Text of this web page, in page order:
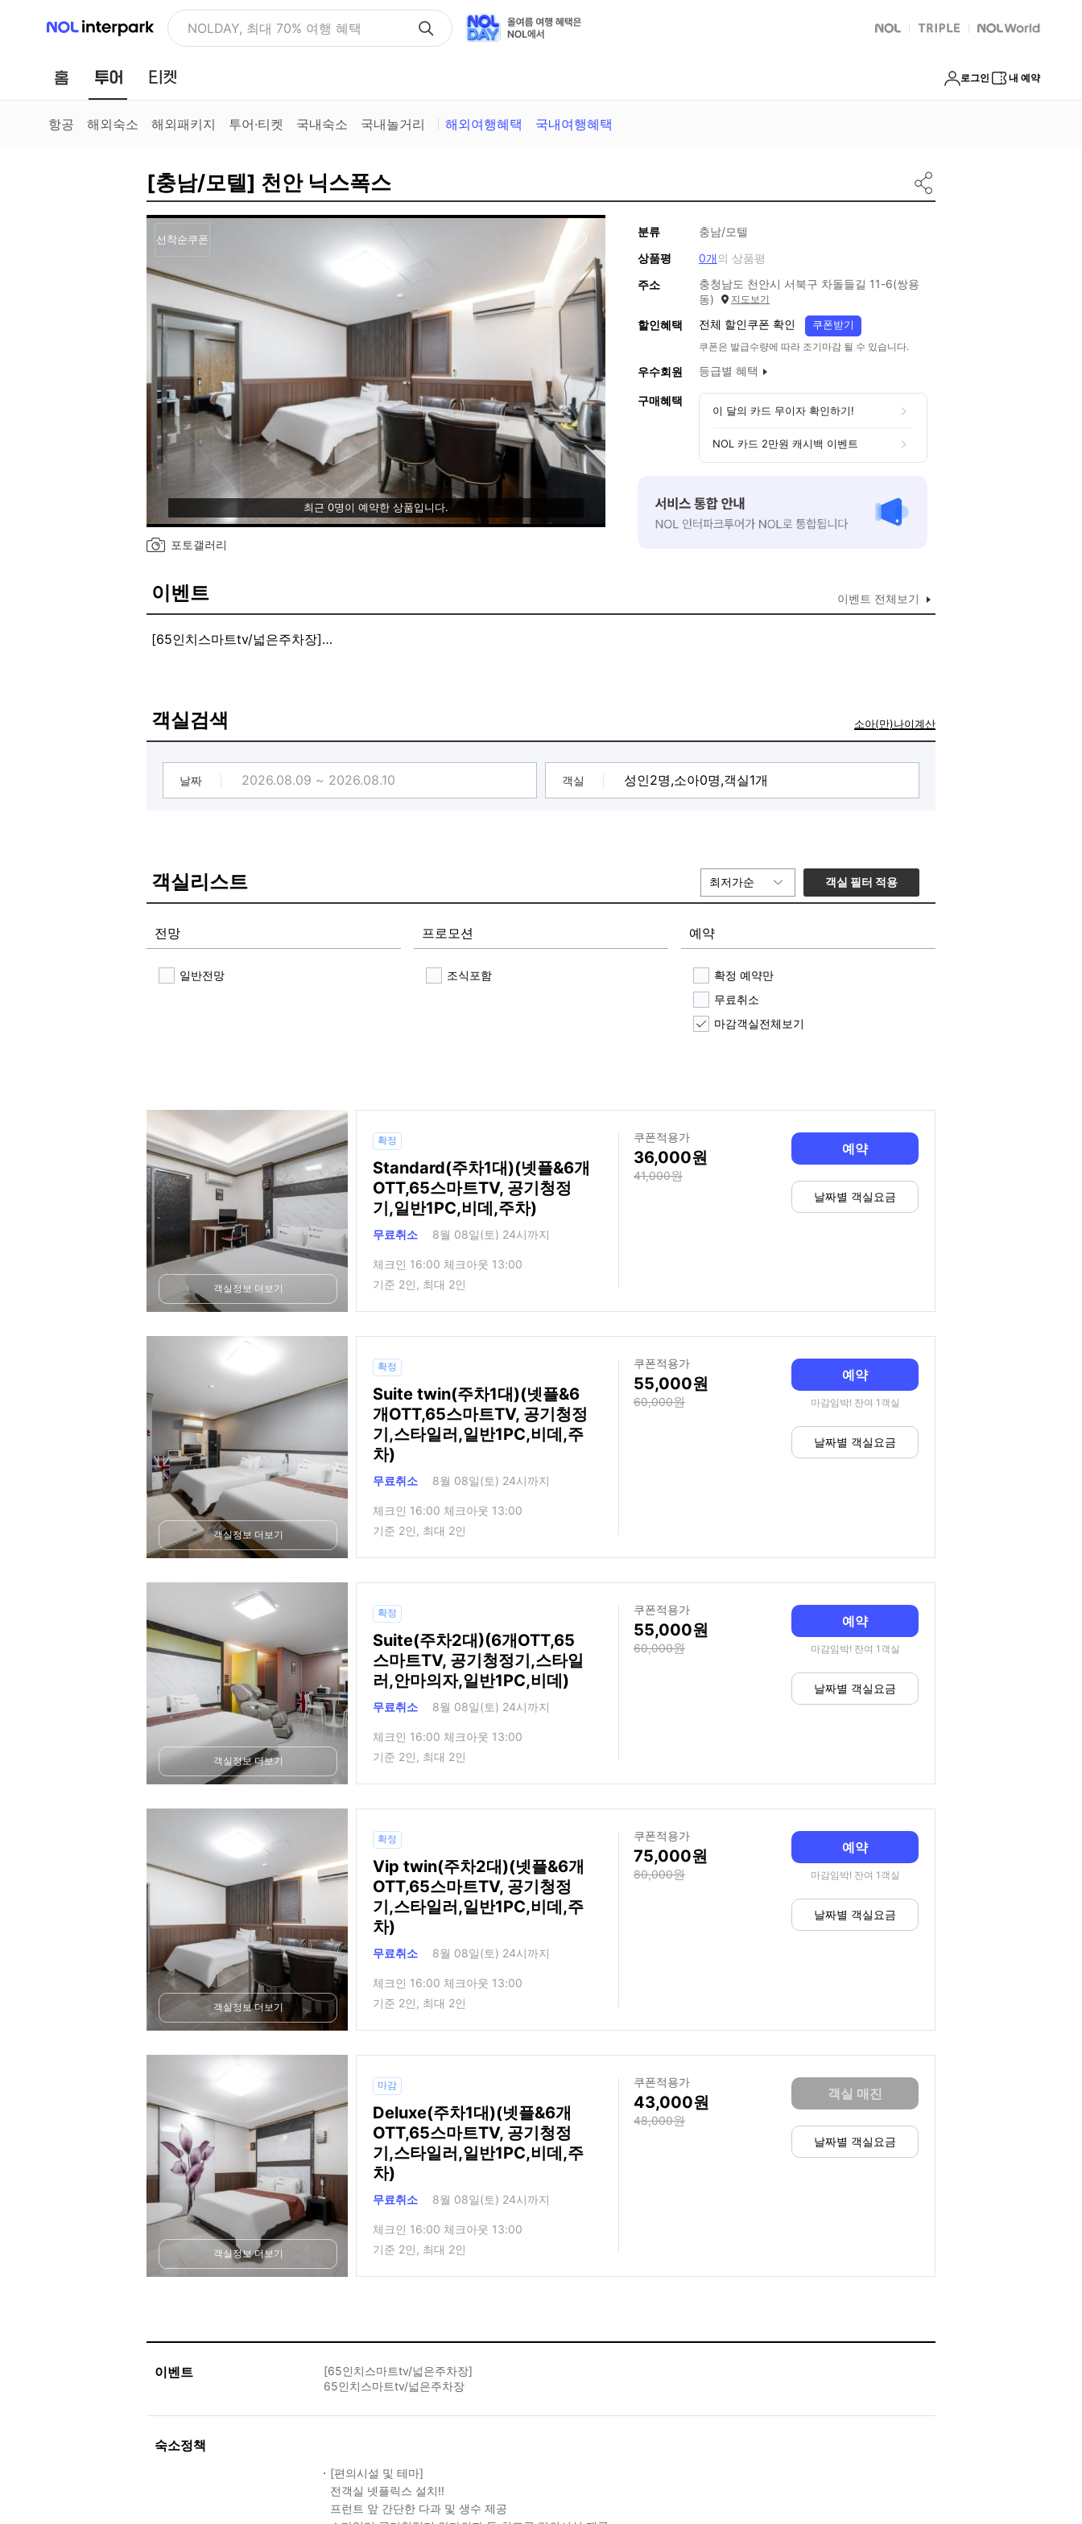
NOL 인터파크 NOLDAY, 최대 70% 여행 혜택 NOL 트리플 Global Interpark
홈 투어 로그인 내 예약
항공 해외숙소 해외패키지 투어·티켓 국내숙소 국내놀거리 해외여행혜택 국내여행혜택
[충남/모텔] 천안 닉스폭스
선착순쿠폰
최근 0명이 예약한 상품입니다.
포토갤러리
분류
충남/모텔
상품평
0개의 상품평
주소
충청남도 천안시 서북구 차돌들길 11-6(쌍용
동)
지도보기
할인혜택 전체 할인쿠폰 확인 쿠폰받기
쿠폰은 발급수량에 따라 조기마감 될 수 있습니다.
우수회원 등급별 혜택
구매혜택
이 달의 카드 무이자 확인하기!
NOL 카드 2만원 캐시백 이벤트
이벤트 이벤트 전체보기
[65인치스마트tv/넓은주차장]
객실검색 소아(만)나이계산
날짜 객실
객실리스트 최저가순 객실 필터 적용
전망
일반전망
프로모션
조식포함
예약
확정 예약만
무료취소
마감객실전체보기
객실정보 더보기
확정
Standard(주차1대)(넷플&6개
OTT,65스마트TV, 공기청정
기,일반1PC,비데,주차)
무료취소 8월 08일(토) 24시까지
체크인 16:00 체크아웃 13:00
기준 2인, 최대 2인
쿠폰적용가
36,000
41,000
예약
날짜별 객실요금
객실정보 더보기
확정
Suite twin(주차1대)(넷플&6
개OTT,65스마트TV, 공기청정
기,스타일러,일반1PC,비데,주
차)
무료취소 8월 08일(토) 24시까지
체크인 16:00 체크아웃 13:00
기준 2인, 최대 2인
쿠폰적용가
55,000
60,000
예약
마감임박! 잔여 1객실
날짜별 객실요금
객실정보 더보기
확정
Suite(주차2대)(6개OTT,65
스마트TV, 공기청정기,스타일
러,안마의자,일반1PC,비데)
무료취소 8월 08일(토) 24시까지
체크인 16:00 체크아웃 13:00
기준 2인, 최대 2인
쿠폰적용가
55,000
60,000
예약
마감임박! 잔여 1객실
날짜별 객실요금
객실정보 더보기
확정
Vip twin(주차2대)(넷플&6개
OTT,65스마트TV, 공기청정
기,스타일러,일반1PC,비데,주
차)
무료취소 8월 08일(토) 24시까지
체크인 16:00 체크아웃 13:00
기준 2인, 최대 2인
쿠폰적용가
75,000
80,000
예약
마감임박! 잔여 1객실
날짜별 객실요금
객실정보 더보기
마감
Deluxe(주차1대)(넷플&6개
OTT,65스마트TV, 공기청정
기,스타일러,일반1PC,비데,주
차)
무료취소 8월 08일(토) 24시까지
체크인 16:00 체크아웃 13:00
기준 2인, 최대 2인
쿠폰적용가
43,000
48,000
객실 매진
날짜별 객실요금
이벤트
[65인치스마트tv/넓은주차장]
65인치스마트tv/넓은주차장
숙소정책
[편의시설 및 테마]
전객실 넷플릭스 설치!!
프런트 앞 간단한 다과 및 생수 제공